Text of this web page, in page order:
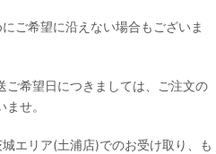
ご希望に沿えない場合もございま
ご希望日につきましては、ご注文の
せ。
エリア(土浦店)でのお受け取り、も